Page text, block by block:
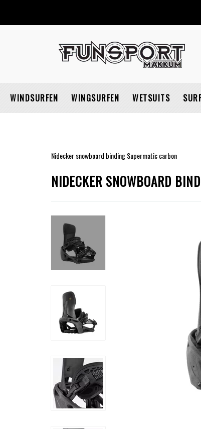
WINDSURFEN WINGSURFEN WETSUITS
Nidecker snowboard binding Supermatic carbon
NIDECKER SNOWBOARD